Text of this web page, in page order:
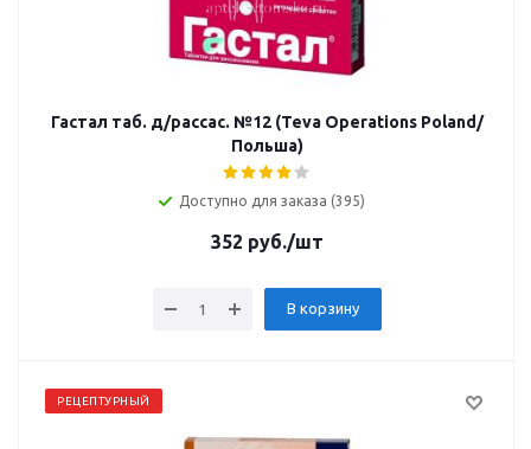
Гастал таб. д/рассас. №12 (Teva Operations Poland/
Польша)
Доступно для заказа (395)
352 руб./шт
В корзину
РЕЦЕПТУРНЫЙ